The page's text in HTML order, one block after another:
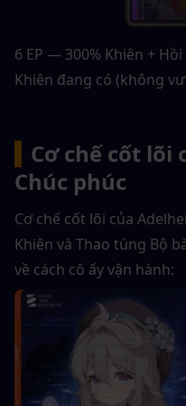
6 EP — 300% Khiên +
Khiên đang có (không
Cơ chế cốt lõi
Chúc phúc
Cơ chế cốt lõi của
Khiên và Thao túng Bộ
về cách cô ấy vận hành: